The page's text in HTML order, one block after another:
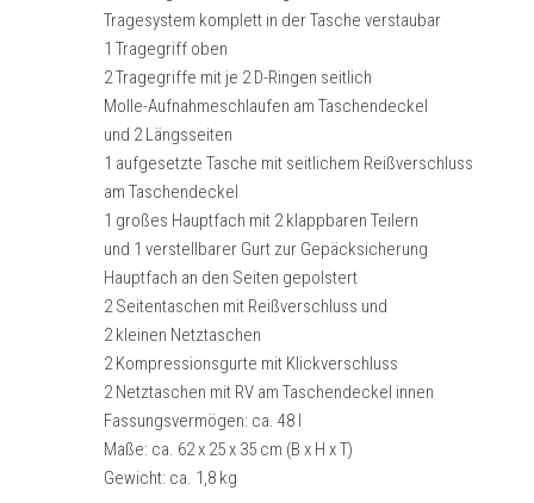
Tragesystem komplett in der Tasche verstaubar
1 Tragegriff oben
2 Tragegriffe mit je 2 D-Ringen seitlich
Molle-Aufnahmeschlaufen am Taschendeckel
und 2 Längsseiten
1 aufgesetzte Tasche mit seitlichem Reißverschluss
am Taschendeckel
1 großes Hauptfach mit 2 klappbaren Teilern
und 1 verstellbarer Gurt zur Gepäcksicherung
Hauptfach an den Seiten gepolstert
2 Seitentaschen mit Reißverschluss und
2 kleinen Netztaschen
2 Kompressionsgurte mit Klickverschluss
2 Netztaschen mit RV am Taschendeckel innen
Fassungsvermögen: ca. 48 l
Maße: ca. 62 x 25 x 35 cm (B x H x T)
Gewicht: ca. 1,8 kg